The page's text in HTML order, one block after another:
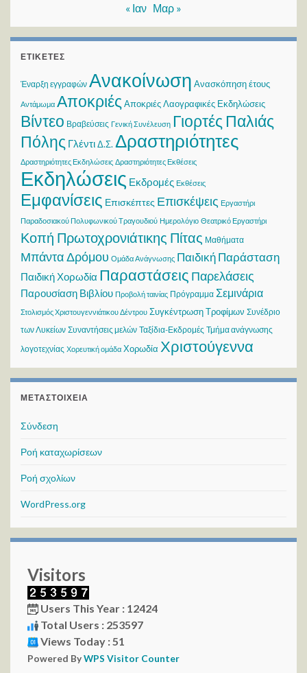
« Ιαν Μαρ »
ΕΤΙΚΈΤΕΣ
Έναρξη εγγραφών Ανακοίνωση Ανασκόπηση έτους
Αντάμωμα Αποκριές Αποκριές Λαογραφικές Εκδηλώσεις
Βίντεο Βραβεύσεις Γενική Συνέλευση Γιορτές Παλιάς
Πόλης ΓλέντιΔ.Σ. Δραστηριότητες
Δραστηριότητες Εκδηλώσεις Δραστηριότητες Εκθέσεις
Εκδηλώσεις Εκδρομές Εκθέσεις
Εμφανίσεις Επισκέπτες Επισκέψεις Εργαστήρι
Παραδοσιακού Πολυφωνικού Τραγουδιού Ημερολόγιο Θεατρικό Εργαστήρι
Κοπή Πρωτοχρονιάτικης Πίτας Μαθήματα
Μπάντα Δρόμου Ομάδα Ανάγνωσης Παιδική Παράσταση
Παιδική Χορωδία Παραστάσεις Παρελάσεις
Παρουσίαση Βιβλίου Προβολή ταινίας Πρόγραμμα Σεμινάρια
Στολισμός Χριστουγεννιάτικου Δέντρου Συγκέντρωση Τροφίμων Συνέδριο
των Λυκείων Συναντήσεις μελών Ταξίδια-Εκδρομές Τμήμα ανάγνωσης
λογοτεχνίας Χορευτική ομάδα Χορωδία Χριστούγεννα
ΜΕΤΑΣΤΟΙΧΕΊΑ
Σύνδεση
Ροή καταχωρίσεων
Ροή σχολίων
WordPress.org
Visitors
Users This Year : 12424
Total Users : 253597
Views Today : 51
Powered ByWPS Visitor Counter